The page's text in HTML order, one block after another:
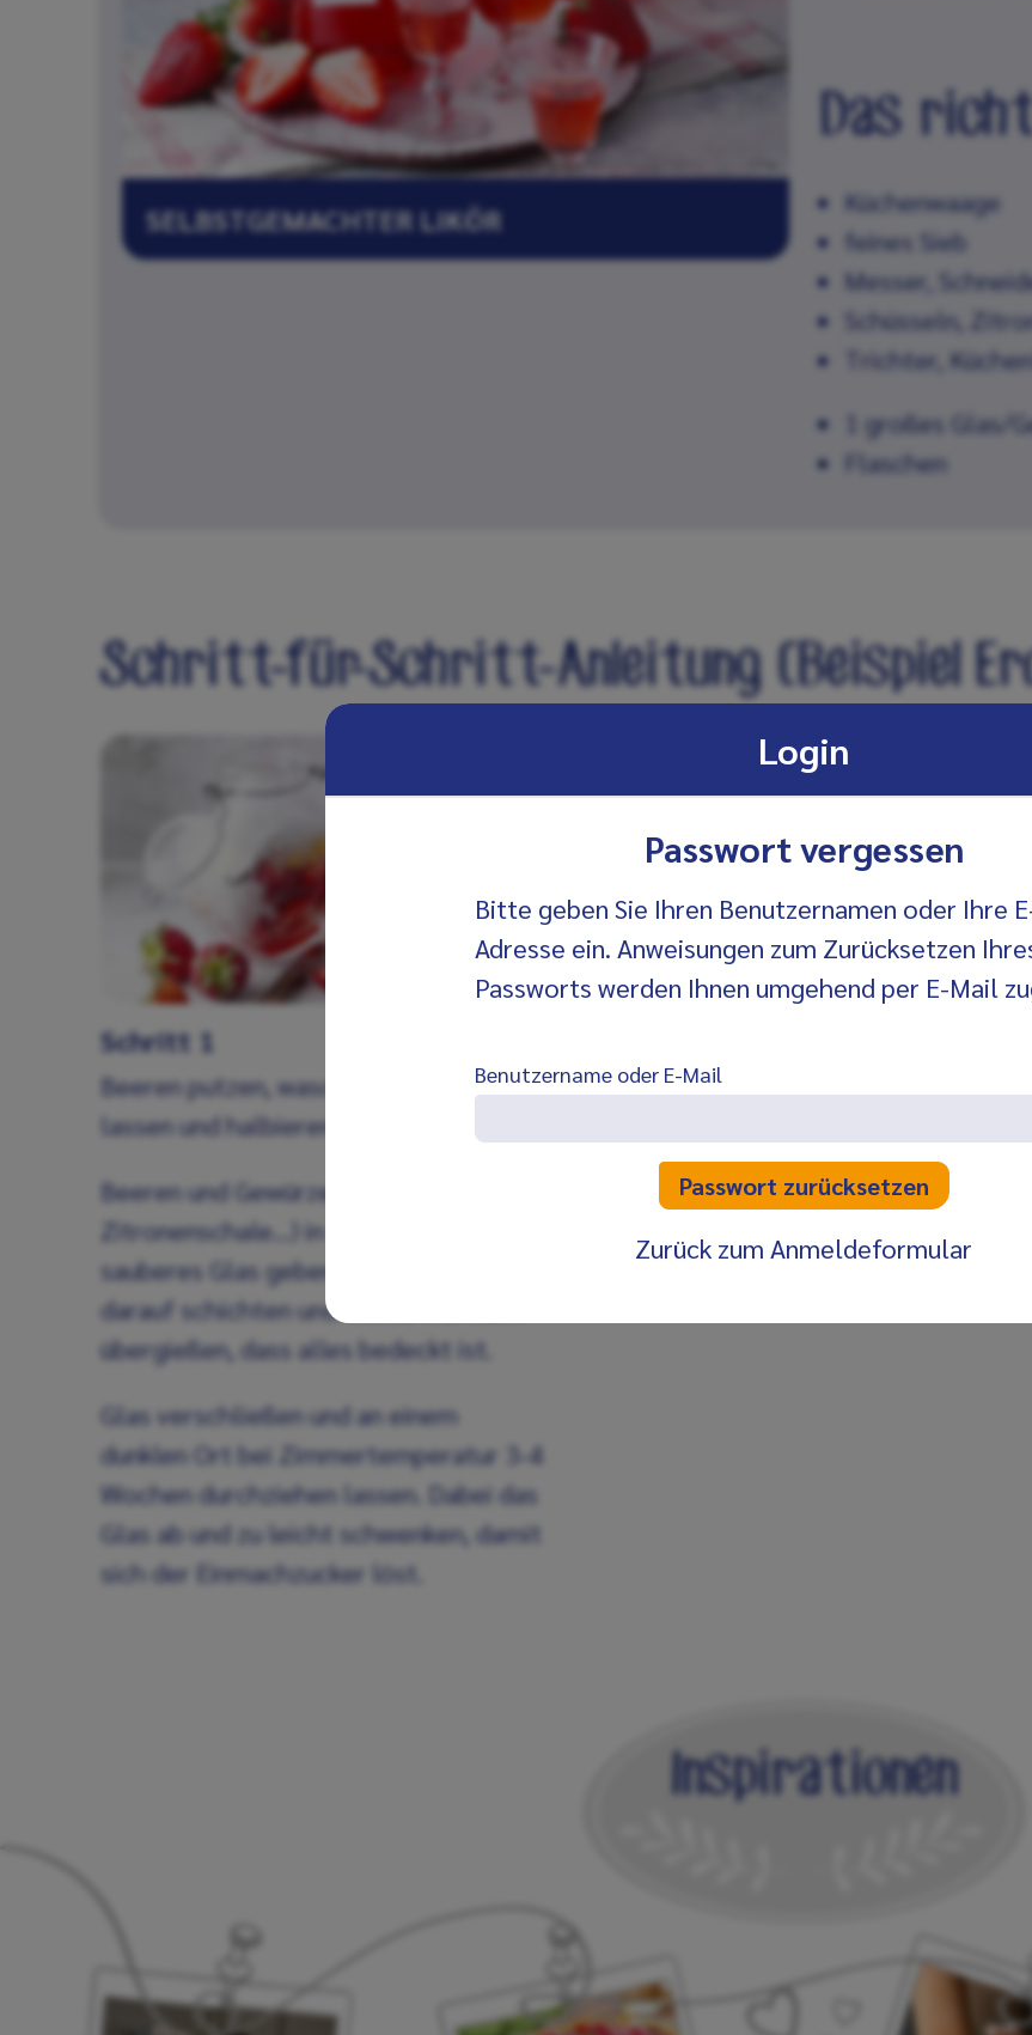
SELBSTGEMACHTER LIKÖR
Das
Küchenwaage
feines Sieb
Messer,
Schüsseln,
Trichter,
1 großes Glas/
Flaschen
Schritt-für-Schritt-Anleitung (Beispiel
Schritt 1
Beeren putzen, waschen, abtropfen
lassen und halbieren oder vierteln.
Beeren und Gewürze (Vanillemark,
Zitronenschale…) in ein großes,
sauberes Glas geben. Einmachzucker
darauf schichten und mit so viel Korn
übergießen, dass alles bedeckt ist.
Glas verschließen und an einem
dunklen Ort bei Zimmertemperatur 3-4
Wochen durchziehen lassen. Dabei das
Glas ab und zu leicht schwenken, damit
sich der Einmachzucker löst.
Likör durch ein feines Sieb gießen und
Inspirationen
Login
Passwort vergessen
Bitte geben Sie Ihren Benutzernamen oder Ihre
Adresse ein. Anweisungen zum Zurücksetzen
Passworts werden Ihnen umgehend per E-Mail
Benutzername oder E-Mail
Zurück zum Anmeldeformular